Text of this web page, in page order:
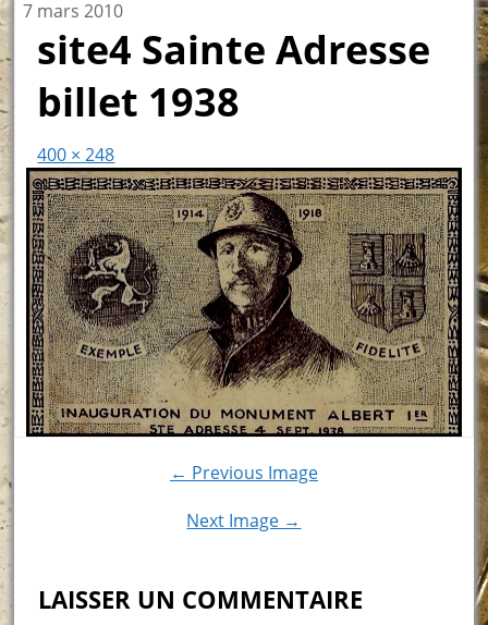
7 mars 2010
site4 Sainte Adresse
billet 1938
400 × 248
← Previous Image
Next Image →
LAISSER UN COMMENTAIRE